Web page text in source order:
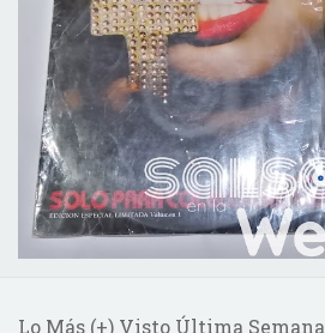
Lo Más (+) Visto Última Semana